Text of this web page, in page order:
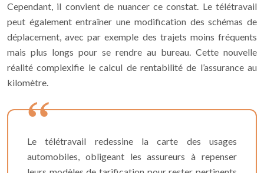
Cependant, il convient de nuancer ce constat. Le télétravail
peut également entraîner une modification des schémas de
déplacement, avec par exemple des trajets moins fréquents
mais plus longs pour se rendre au bureau. Cette nouvelle
réalité complexifie le calcul de rentabilité de l’assurance au
kilomètre.
Le télétravail redessine la carte des usages
automobiles, obligeant les assureurs à repenser